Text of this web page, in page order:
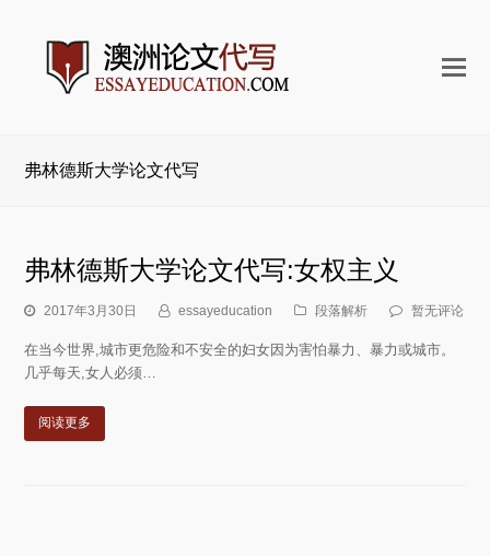
打
弗林德斯大学论文代写
弗林德斯大学论文代写:女权主义
2017年3月30日 essayeducation 段落解析 暂无评论
在当今世界,城市更危险和不安全的妇女因为害怕暴力、暴力或城市。
几乎每天,女人必须…
阅读更多